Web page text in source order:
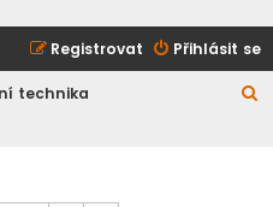
Přihlásit se
Registrovat
technika